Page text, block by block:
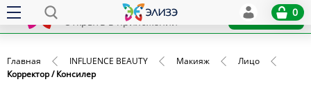
x
Открыть в приложении
Установить
0
Главная INFLUENCE BEAUTY Макияж
Лицо
Корректор / Консилер